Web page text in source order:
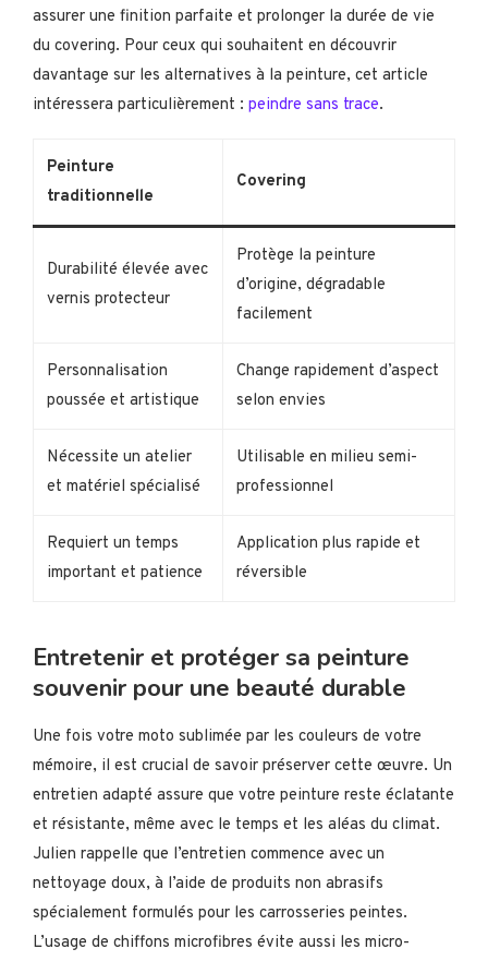
assurer une finition parfaite et prolonger la durée de vie
du covering. Pour ceux qui souhaitent en découvrir
davantage sur les alternatives à la peinture, cet article
intéressera particulièrement : peindre sans trace.
Peinture
traditionnelle
Covering
Durabilité élevée avec
vernis protecteur
Protège la peinture
d’origine, dégradable
facilement
Personnalisation
poussée et artistique
Change rapidement d’aspect
selon envies
Nécessite un atelier
et matériel spécialisé
Utilisable en milieu semi-
professionnel
Requiert un temps
important et patience
Application plus rapide et
réversible
Entretenir et protéger sa peinture
souvenir pour une beauté durable
Une fois votre moto sublimée par les couleurs de votre
mémoire, il est crucial de savoir préserver cette œuvre. Un
entretien adapté assure que votre peinture reste éclatante
et résistante, même avec le temps et les aléas du climat.
Julien rappelle que l’entretien commence avec un
nettoyage doux, à l’aide de produits non abrasifs
spécialement formulés pour les carrosseries peintes.
L’usage de chiffons microfibres évite aussi les micro-